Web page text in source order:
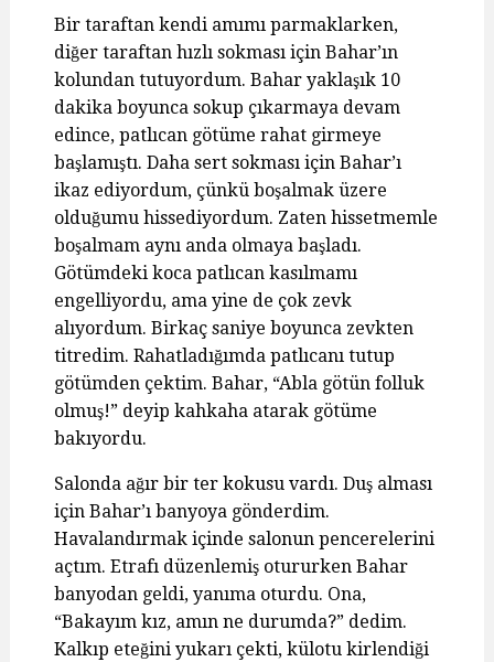
Bir taraftan kendi amımı parmaklarken,
diğer taraftan hızlı sokması için Bahar’ın
kolundan tutuyordum. Bahar yaklaşık 10
dakika boyunca sokup çıkarmaya devam
edince, patlıcan götüme rahat girmeye
başlamıştı. Daha sert sokması için Bahar’ı
ikaz ediyordum, çünkü boşalmak üzere
olduğumu hissediyordum. Zaten hissetmemle
boşalmam aynı anda olmaya başladı.
Götümdeki koca patlıcan kasılmamı
engelliyordu, ama yine de çok zevk
alıyordum. Birkaç saniye boyunca zevkten
titredim. Rahatladığımda patlıcanı tutup
götümden çektim. Bahar, “Abla götün folluk
olmuş!” deyip kahkaha atarak götüme
bakıyordu.
Salonda ağır bir ter kokusu vardı. Duş alması
için Bahar’ı banyoya gönderdim.
Havalandırmak içinde salonun pencerelerini
açtım. Etrafı düzenlemiş otururken Bahar
banyodan geldi, yanıma oturdu. Ona,
“Bakayım kız, amın ne durumda?” dedim.
Kalkıp eteğini yukarı çekti, külotu kirlendiği